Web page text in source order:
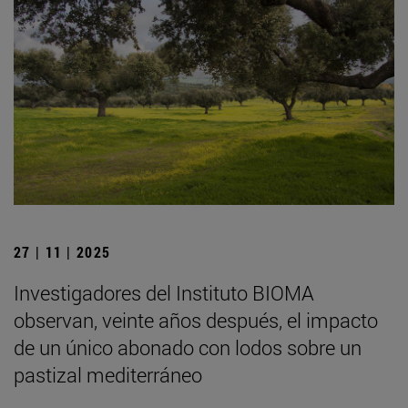
27 | 11 | 2025
Investigadores del Instituto BIOMA
observan, veinte años después, el impacto
de un único abonado con lodos sobre un
pastizal mediterráneo